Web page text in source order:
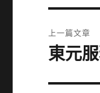
章
上一篇文章
上
篇
東元